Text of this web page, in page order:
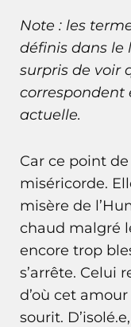
Note : les
définis dans le
surpris de voir
correspondent
actuelle.
Car ce point de
miséricorde.
misère de
chaud malgré
encore trop
s’arrête. Celui
d’où cet
sourit.